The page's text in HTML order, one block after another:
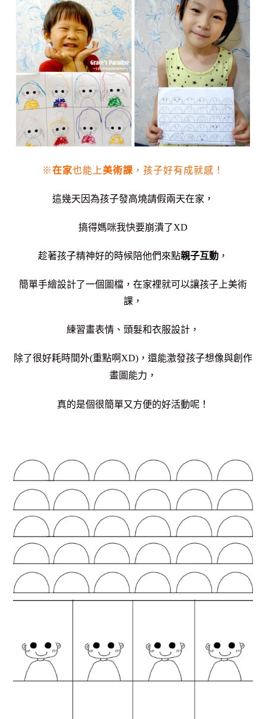
※在家也能上美術課 ，孩子好有成就感！
這幾天因為孩子發高燒請假兩天在家，
搞得媽咪我快要崩潰了XD
趁著孩子精神好的時候陪他們來點親子互動 ，
簡單手繪設計了一個圖檔，在家裡就可以讓孩子上美術
課，
練習畫表情、頭髮和衣服設計，
除了很好耗時間外(重點啊XD)，還能激發孩子想像與創作
畫圖能力，
真的是個很簡單又方便的好活動呢！